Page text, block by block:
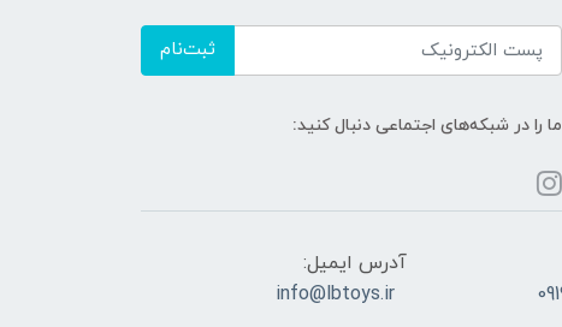
ثبت‌نام
ما را در شبکه‌های اجتماعی دنبال کنید:
آدرس ایمیل:
info@lbtoys.ir